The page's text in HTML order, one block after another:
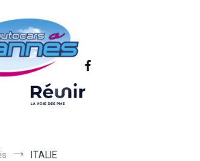
| Transport en
de personnel en Drôme Ardèche,
France et Europe
ITALIE